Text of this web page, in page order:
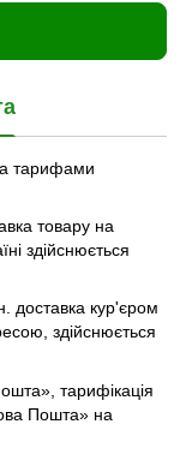
тарифами
товару на
здійснюється
доставка кур'єром
здійснюється
тарифікація
Пошта» на